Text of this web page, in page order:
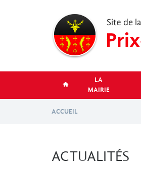
LA
MAIRIE
ACCUEIL
ACTUALITÉS